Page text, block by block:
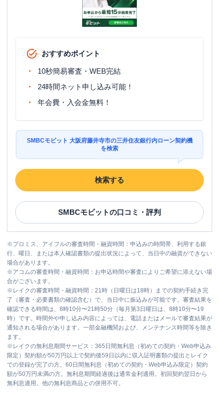
おすすめポイント
10秒簡易審査・WEB完結
24時間ネット申し込み可能！
年会費・入会金無料！
SMBCモビット 大阪府藤井寺市の三井住友銀行内ローン契約機
を検索
検索する
SMBCモビットの口コミ・評判
※プロミス、アイフルの審査時間・融資時間：申込みの時間帯、利用する銀
行、曜日、または本人確認書類の提出状況によって、当日中の融資ができない
場合があります。
※アコムの審査時間・融資時間：お申込時間や審査によりご希望に添えない場
合がございます。
※ レイクの審査時間・融資時間：21時（日曜日は18時）までの契約手続き完
了（審査・必要書類の確認含む）で、当日中に振込みが可能です。審査結果を
確認できる時間は、8時10分〜21時50分（毎月第3日曜日は、8時10分〜19
時）です。時間外や申し込み内容によっては、電話またはメールで審査結果が
通知される場合があります。一部金融機関および、メンテナンス時間等を除き
ます。
※ レイクの無利息期間サービス：365日間無利息（初めての契約・Web申込み
限定）契約額が50万円以上で契約後59日以内に収入証明書類の提出とレイク
での登録が完了の方。60日間無利息（初めての契約・Web申込み限定）契約
額が50万円未満の方。無利息期間経過後は通常金利適用。初回契約翌日から
無利息適用。他の無利息商品との併用不可。